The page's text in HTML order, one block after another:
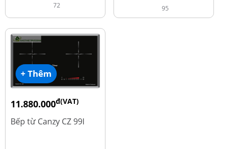
72 95
+ Thêm
11.880.000đ(VAT)
13.980.000
Bếp từ Canzy CZ 99I